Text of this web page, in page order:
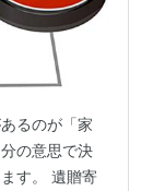
るのが「家
の意思で決
す。 遺贈寄